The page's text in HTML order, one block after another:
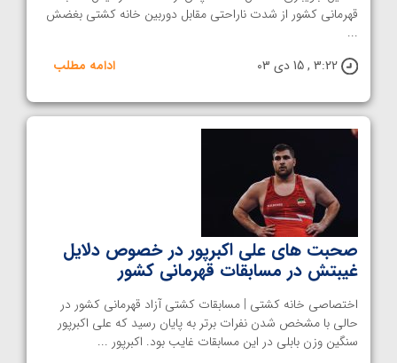
قهرمانی کشور از شدت ناراحتی مقابل دوربین خانه کشتی بغضش
...
3:22 , 15 دی 03
ادامه مطلب
صحبت های علی اکبرپور در خصوص دلایل
غیبتش در مسابقات قهرمانی کشور
اختصاصی خانه کشتی | مسابقات کشتی آزاد قهرمانی کشور در
حالی با مشخص شدن نفرات برتر به پایان رسید که علی اکبرپور
سنگین وزن بابلی در این مسابقات غایب بود. اکبرپور ...